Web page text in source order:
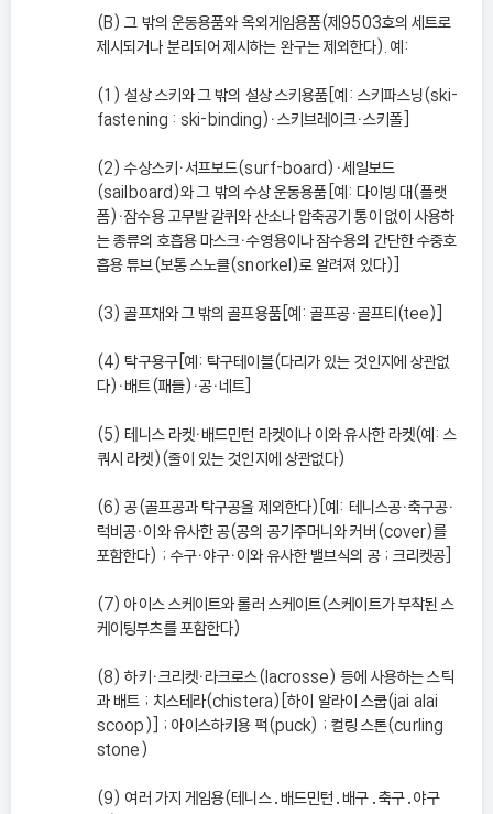
(B) 그 밖의 운동용품와 옥외게임용품(제9503호의 세트로
제시되거나 분리되어 제시하는 완구는 제외한다). 예:
(1) 설상 스키와 그 밖의 설상 스키용품[예: 스키파스닝(ski-
fastening : ski-binding)ㆍ스키브레이크ㆍ스키폴]
(2) 수상스키ㆍ서프보드(surf-board)ㆍ세일보드
(sailboard)와 그 밖의 수상 운동용품[예: 다이빙 대(플랫
폼)ㆍ잠수용 고무발 갈퀴와 산소나 압축공기 통이 없이 사용하
는 종류의 호흡용 마스크ㆍ수영용이나 잠수용의 간단한 수중호
흡용 튜브(보통 스노클(snorkel)로 알려져 있다)]
(3) 골프채와 그 밖의 골프용품[예: 골프공ㆍ골프티(tee)]
(4) 탁구용구[예: 탁구테이블(다리가 있는 것인지에 상관없
다)ㆍ배트(패들)ㆍ공ㆍ네트]
(5) 테니스 라켓ㆍ배드민턴 라켓이나 이와 유사한 라켓(예: 스
쿼시 라켓)(줄이 있는 것인지에 상관없다)
(6) 공(골프공과 탁구공을 제외한다)[예: 테니스공ㆍ축구공ㆍ
럭비공ㆍ이와 유사한 공(공의 공기주머니와 커버(cover)를
포함한다) ; 수구ㆍ야구ㆍ이와 유사한 밸브식의 공 ; 크리켓공]
(7) 아이스 스케이트와 롤러 스케이트(스케이트가 부착된 스
케이팅부츠를 포함한다)
(8) 하키ㆍ크리켓ㆍ라크로스(lacrosse) 등에 사용하는 스틱
과 배트 ; 치스테라(chistera)[하이 알라이 스쿱(jai alai
scoop)] ; 아이스하키용 퍽(puck) ; 컬링 스톤(curling
stone)
(9) 여러 가지 게임용(테니스․배드민턴․배구․축구․야구